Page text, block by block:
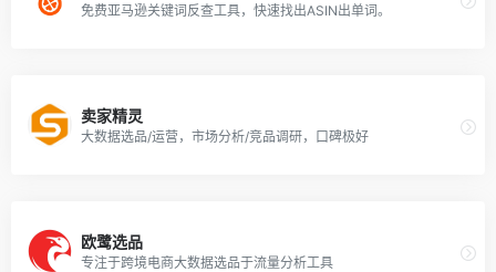
免费亚马逊关键词反查工具，快速找出ASIN出单词。
卖家精灵
大数据选品/运营，市场分析/竞品调研，口碑极好
欧鹭选品
专注于跨境电商大数据选品于流量分析工具